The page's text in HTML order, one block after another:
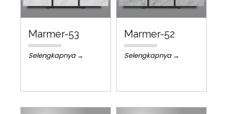
Marmer-53
Selengkapnya →
Marmer-52
Selengkapnya →